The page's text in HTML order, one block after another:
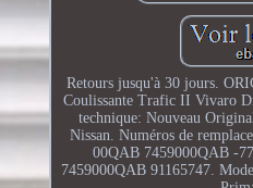
Retours jusqu'à 30 jours.
Coulissante Trafic II Vivaro
technique: Nouveau
Nissan. Numéros de
00QAB 7459000QAB -
7459000QAB 91165747.